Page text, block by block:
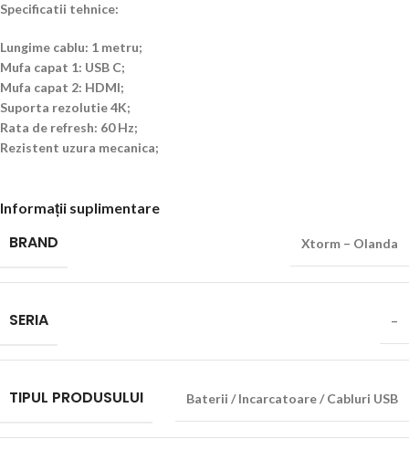
Specificatii tehnice:
Lungime cablu: 1 metru;
Mufa capat 1: USB C;
Mufa capat 2: HDMI;
Suporta rezolutie 4K;
Rata de refresh: 60 Hz;
Rezistent uzura mecanica;
Informații suplimentare
BRAND Xtorm – Olanda
SERIA –
TIPUL PRODUSULUI Baterii / Incarcatoare / Cabluri USB